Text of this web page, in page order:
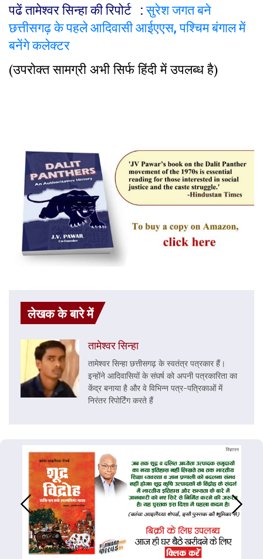
पढें तामेश्वर सिन्हा की रिपोर्ट :सुरेश जगत बने
छत्तीसगढ़ के पहले आदिवासी आईएएस, पश्चिम बंगाल में
बनेंगे कलेक्टर
(उपरोक्त सामग्री अभी सिर्फ हिंदी में उपलब्ध है)
लेखक के बारे में
तामेश्वर सिन्हा
तामेश्वर सिन्हा छत्तीसगढ़ के स्वतंत्र पत्रकार हैं।
इन्होंने आदिवासियों के संघर्ष को अपनी पत्रकारिता का
केंद्र बनाया है और वे विभिन्न पत्र-पत्रिकाओं में
निरंतर रिपोर्टिंग करते हैं